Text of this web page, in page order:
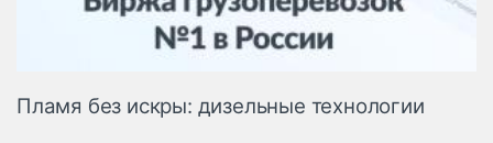
Пламя без искры: дизельные технологии